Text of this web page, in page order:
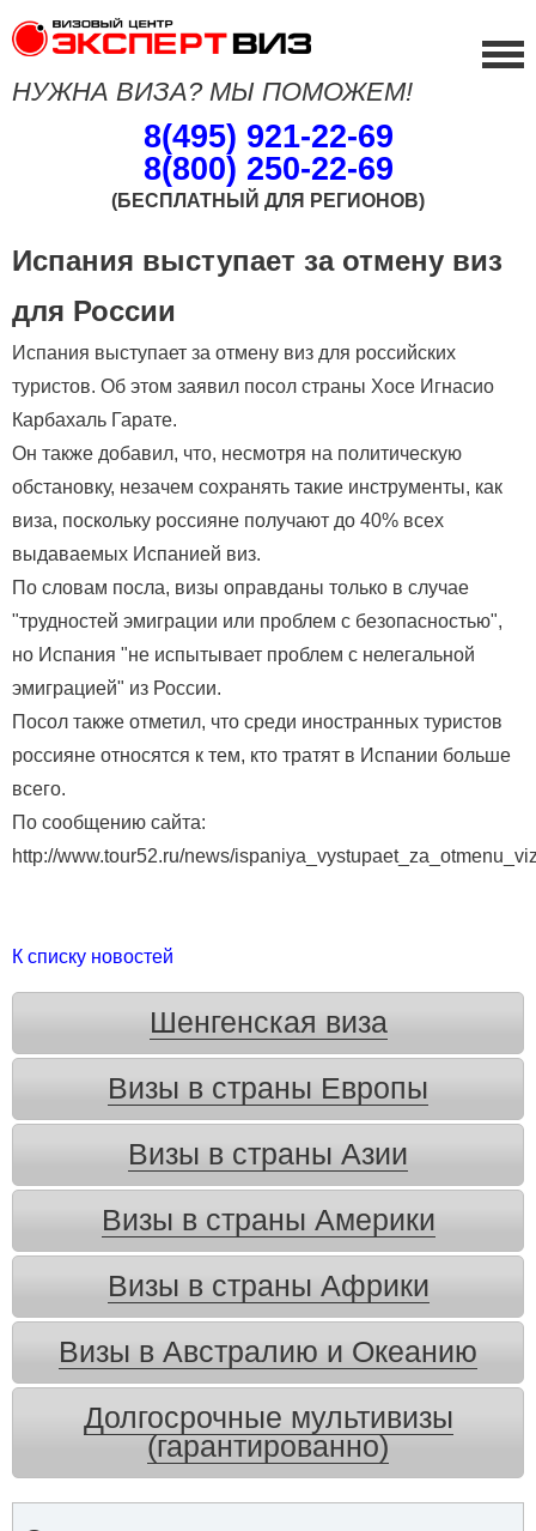
НУЖНА ВИЗА? МЫ ПОМОЖЕМ!
8(495) 921-22-69
8(800) 250-22-69
(БЕСПЛАТНЫЙ ДЛЯ РЕГИОНОВ)
Испания выступает за отмену виз
для России
Испания выступает за отмену виз для российских
туристов. Об этом заявил посол страны Хосе Игнасио
Карбахаль Гарате.
Он также добавил, что, несмотря на политическую
обстановку, незачем сохранять такие инструменты, как
виза, поскольку россияне получают до 40% всех
выдаваемых Испанией виз.
По словам посла, визы оправданы только в случае
"трудностей эмиграции или проблем с безопасностью",
но Испания "не испытывает проблем с нелегальной
эмиграцией" из России.
Посол также отметил, что среди иностранных туристов
россияне относятся к тем, кто тратят в Испании больше
всего.
По сообщению сайта:
http://www.tour52.ru/news/
К списку новостей
Шенгенская виза
Визы в страны Европы
Визы в страны Азии
Визы в страны Америки
Визы в страны Африки
Визы в Австралию и Океанию
Долгосрочные мультивизы
(гарантированно)